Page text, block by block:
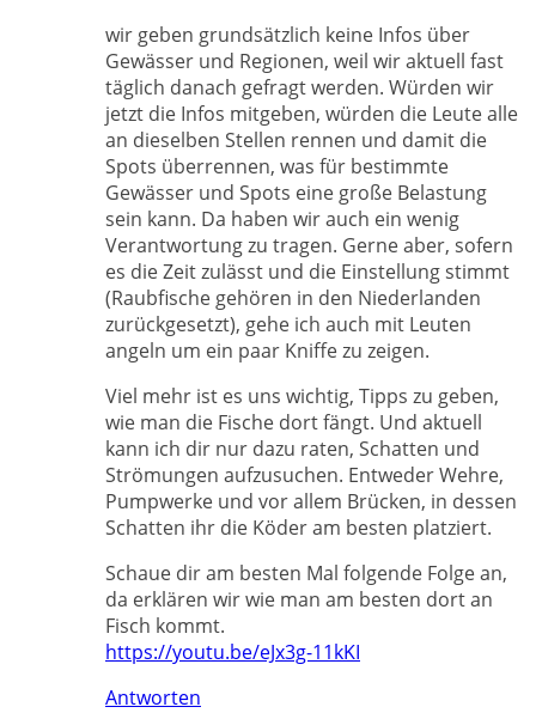
wir geben grundsätzlich keine Infos über
Gewässer und Regionen, weil wir aktuell fast
täglich danach gefragt werden. Würden wir
jetzt die Infos mitgeben, würden die Leute alle
an dieselben Stellen rennen und damit die
Spots überrennen, was für bestimmte
Gewässer und Spots eine große Belastung
sein kann. Da haben wir auch ein wenig
Verantwortung zu tragen. Gerne aber, sofern
es die Zeit zulässt und die Einstellung stimmt
(Raubfische gehören in den Niederlanden
zurückgesetzt), gehe ich auch mit Leuten
angeln um ein paar Kniffe zu zeigen.
Viel mehr ist es uns wichtig, Tipps zu geben,
wie man die Fische dort fängt. Und aktuell
kann ich dir nur dazu raten, Schatten und
Strömungen aufzusuchen. Entweder Wehre,
Pumpwerke und vor allem Brücken, in dessen
Schatten ihr die Köder am besten platziert.
Schaue dir am besten Mal folgende Folge an,
da erklären wir wie man am besten dort an
Fisch kommt.
https://youtu.be/eJx3g-11kKI
Antworten